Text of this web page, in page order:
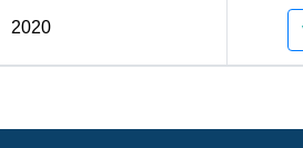
2020